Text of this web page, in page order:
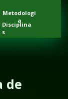
de
Metodologi
a
Disciplina
s